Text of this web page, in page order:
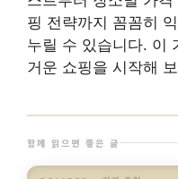
핑 전략까지 꼼꼼히
누릴 수 있습니다. 이
거운 쇼핑을 시작해
RELATED · 관련 추천